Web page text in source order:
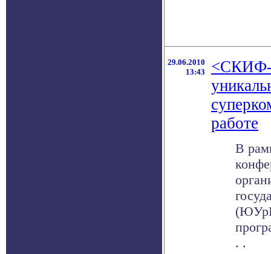
29.06.2010
13:43
работе
В
. .